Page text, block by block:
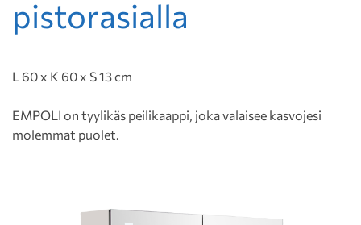
pistorasialla
L 60 x K 60 x S 13 cm
EMPOLI on tyylikäs peilikaappi, joka valaisee kasvojesi
molemmat puolet.